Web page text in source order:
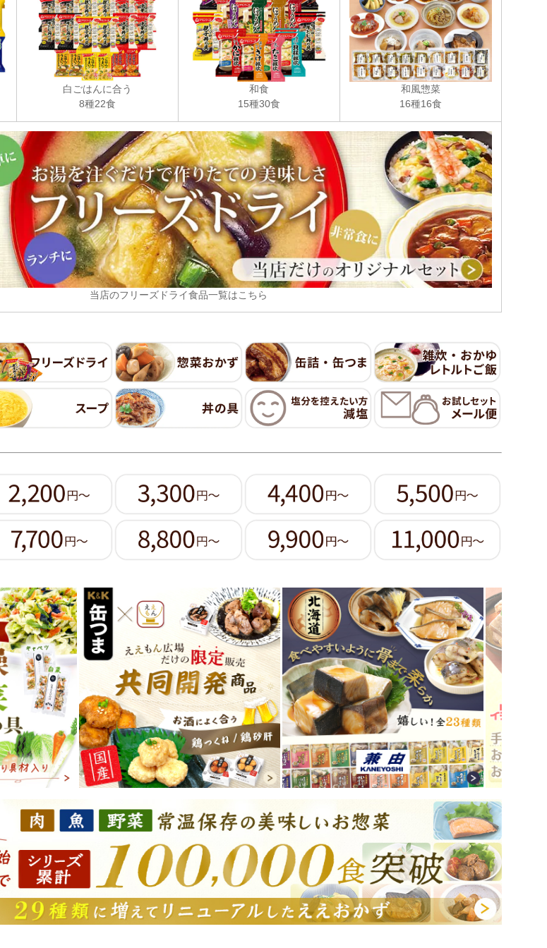
白ごはんに合う
8種22食
和食
15種30食
和風惣菜
16種16食
当店のフリーズドライ食品一覧はこちら